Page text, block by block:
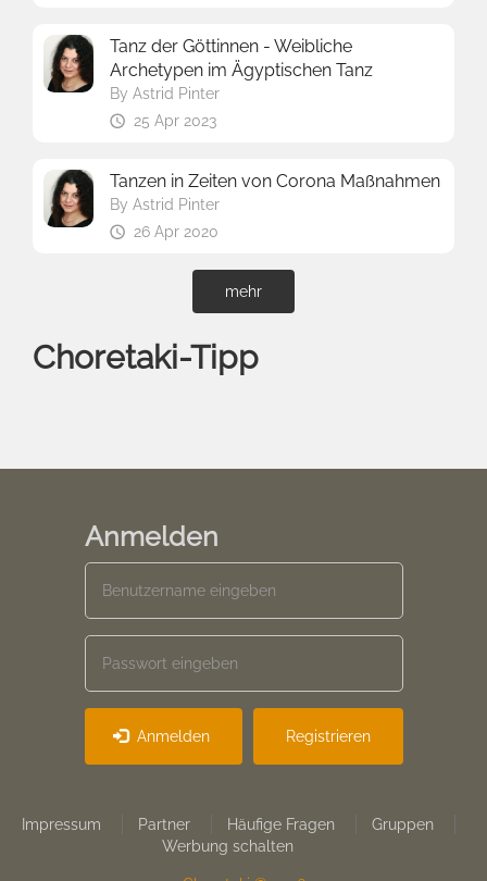
Tanz der Göttinnen - Weibliche
Archetypen im Ägyptischen Tanz
ByAstrid Pinter
25 Apr 2023
Tanzen in Zeiten von Corona Maßnahmen
ByAstrid Pinter
26 Apr 2020
mehr
Choretaki-Tipp
Anmelden
Anmelden Registrieren
Footer
Impressum Partner Häufige Fragen
Gruppen
Werbung schalten